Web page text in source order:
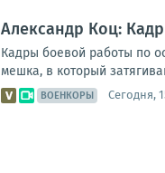
Александр Коц:
Кадры боевой работы по
мешка, в который
ВОЕНКОРЫ Сегодня,